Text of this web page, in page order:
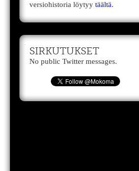
versiohistoria löytyy täältä.
SIRKUTUKSET
No public Twitter messages.